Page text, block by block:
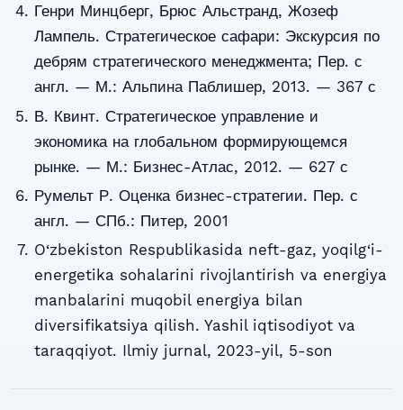
Генри Минцберг, Брюс Альстранд, Жозеф
Лампель. Стратегическое сафари: Экскурсия по
дебрям стратегического менеджмента; Пер. с
англ. — М.: Альпина Паблишер, 2013. — 367 с
В. Квинт. Стратегическое управление и
экономика на глобальном формирующемся
рынке. — М.: Бизнес-Атлас, 2012. — 627 с
Румельт Р. Оценка бизнес-стратегии. Пер. с
англ. — СПб.: Питер, 2001
O‘zbekiston Respublikasida neft-gaz, yoqilg‘i-
energetika sohalarini rivojlantirish va energiya
manbalarini muqobil energiya bilan
diversifikatsiya qilish. Yashil iqtisodiyot va
taraqqiyot. Ilmiy jurnal, 2023-yil, 5-son